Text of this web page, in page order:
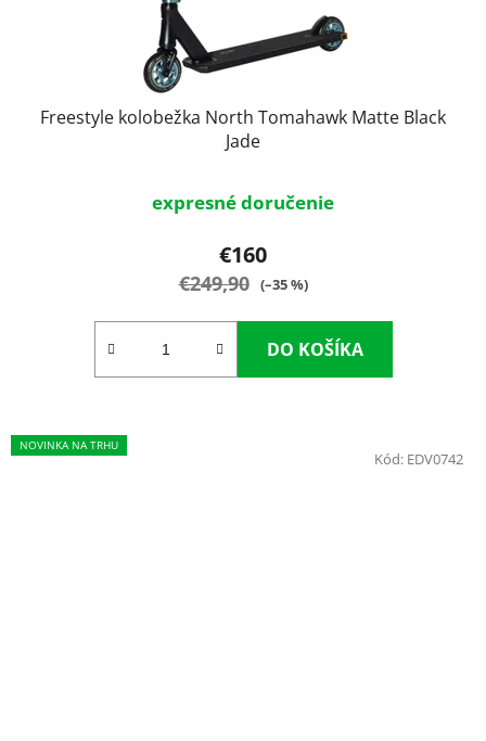
Freestyle kolobežka North Tomahawk Matte Black
Jade
expresné doručenie
€160
€249,90 (–35 %)
DO KOŠÍKA
NOVINKA NA TRHU
Kód: EDV0742